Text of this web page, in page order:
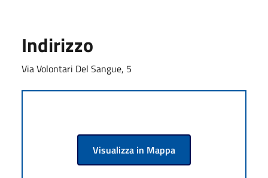
Indirizzo
Via Volontari Del Sangue, 5
Visualizza in Mappa